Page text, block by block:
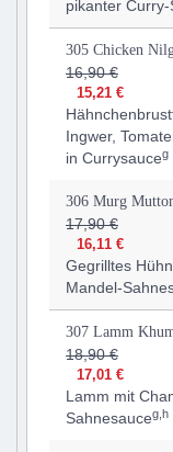
pikanter Curry-
305 Chicken
16,90 €
15,21 €
Ingwer,
in Currysauceg
306 Murg
17,90 €
16,11 €
Gegrilltes
Mandel-
307 Lamm
18,90 €
17,01 €
Lamm mit
Sahnesauceg,h